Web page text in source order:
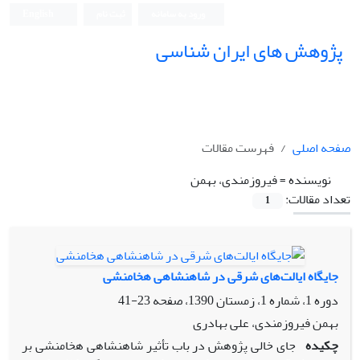
پژوهش های ایران شناسی
صفحه اصلی
فهرست مقالات
نویسنده =فیروزمندی، بهمن
تعداد مقالات:
1
جایگاه ایالت‌‌‌‌‌‌‌‌‌‌‌‌‌‌‌‌‌های شرقی در شاهنشاهی هخامنشی
دوره 1، شماره 1، زمستان 1390، صفحه
23-41
بهمن فیروزمندی، علی بهادری
چکیده جای خالی پژوهش در باب تأثیر شاهنشاهی هخامنشی بر